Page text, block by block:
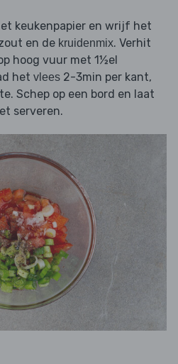
keukenpapier en wrijf het
en de kruidenmix. Verhit
hoog vuur met 1½el
het vlees 2-3min per kant,
Schep op een bord en laat
serveren.